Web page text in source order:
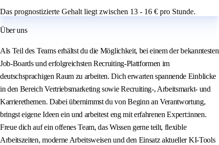
Das prognostizierte Gehalt liegt zwischen 13 - 16 € pro Stunde.
Über uns
Als Teil des Teams erhältst du die Möglichkeit, bei einem der bekanntesten
Job-Boards und erfolgreichsten Recruiting-Plattformen im
deutschsprachigen Raum zu arbeiten. Dich erwarten spannende Einblicke
in den Bereich Vertriebsmarketing sowie Recruiting-, Arbeitsmarkt- und
Karrierethemen. Dabei übernimmst du von Beginn an Verantwortung,
bringst eigene Ideen ein und arbeitest eng mit erfahrenen Expert:innen.
Freue dich auf ein offenes Team, das Wissen gerne teilt, flexible
Arbeitszeiten, moderne Arbeitsweisen und den Einsatz aktueller KI-Tools